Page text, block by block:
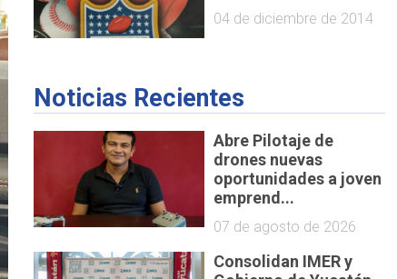
04 de diciembre de 2014
Noticias Recientes
Abre Pilotaje de
drones nuevas
oportunidades a joven
emprend...
07 de agosto de 2026
Consolidan IMER y